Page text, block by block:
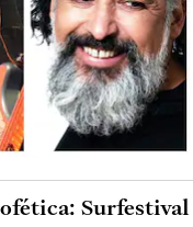
Surfestival